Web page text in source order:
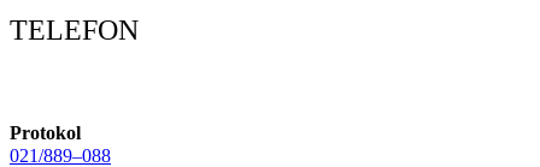
TELEFON
Protokol
021/889–088